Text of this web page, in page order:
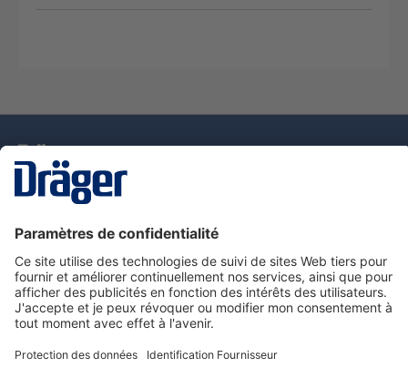
Nous contacter
Service de e-commande Dräger
Informations sur les produits